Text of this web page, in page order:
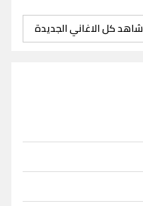
شاهد كل الاغاني الجديدة